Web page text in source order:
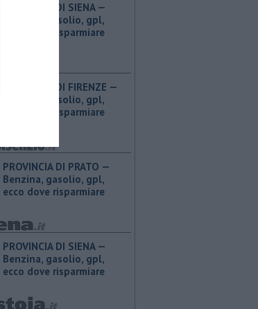
PROVINCIA DI SIENA — ​
Benzina, gasolio, gpl,
ecco dove risparmiare
PROVINCIA DI FIRENZE — ​
Benzina, gasolio, gpl,
ecco dove risparmiare
PROVINCIA DI PRATO — ​
Benzina, gasolio, gpl,
ecco dove risparmiare
PROVINCIA DI SIENA — ​
Benzina, gasolio, gpl,
ecco dove risparmiare